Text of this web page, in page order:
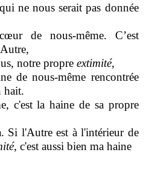
ne nous serait pas donnée
de nous-même. C’est
notre propreextimité,
de nous-même rencontrée
hait.
c'est la haine de sa propre
Si l'Autre est à l'intérieur de
, c'est aussi bien ma haine